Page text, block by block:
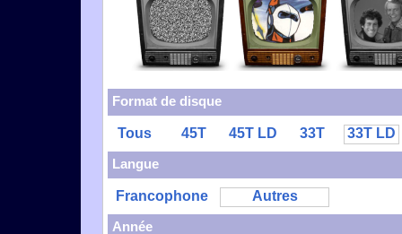
Format de disque
Tous 45T 45T LD 33T
33T LD
Langue
Francophone
Autres
Année